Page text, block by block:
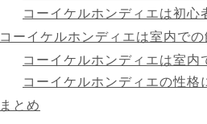
コーイケルホンディエは初心
コーイケルホンディエは室内で
コーイケルホンディエは室内
コーイケルホンディエの性格
まとめ